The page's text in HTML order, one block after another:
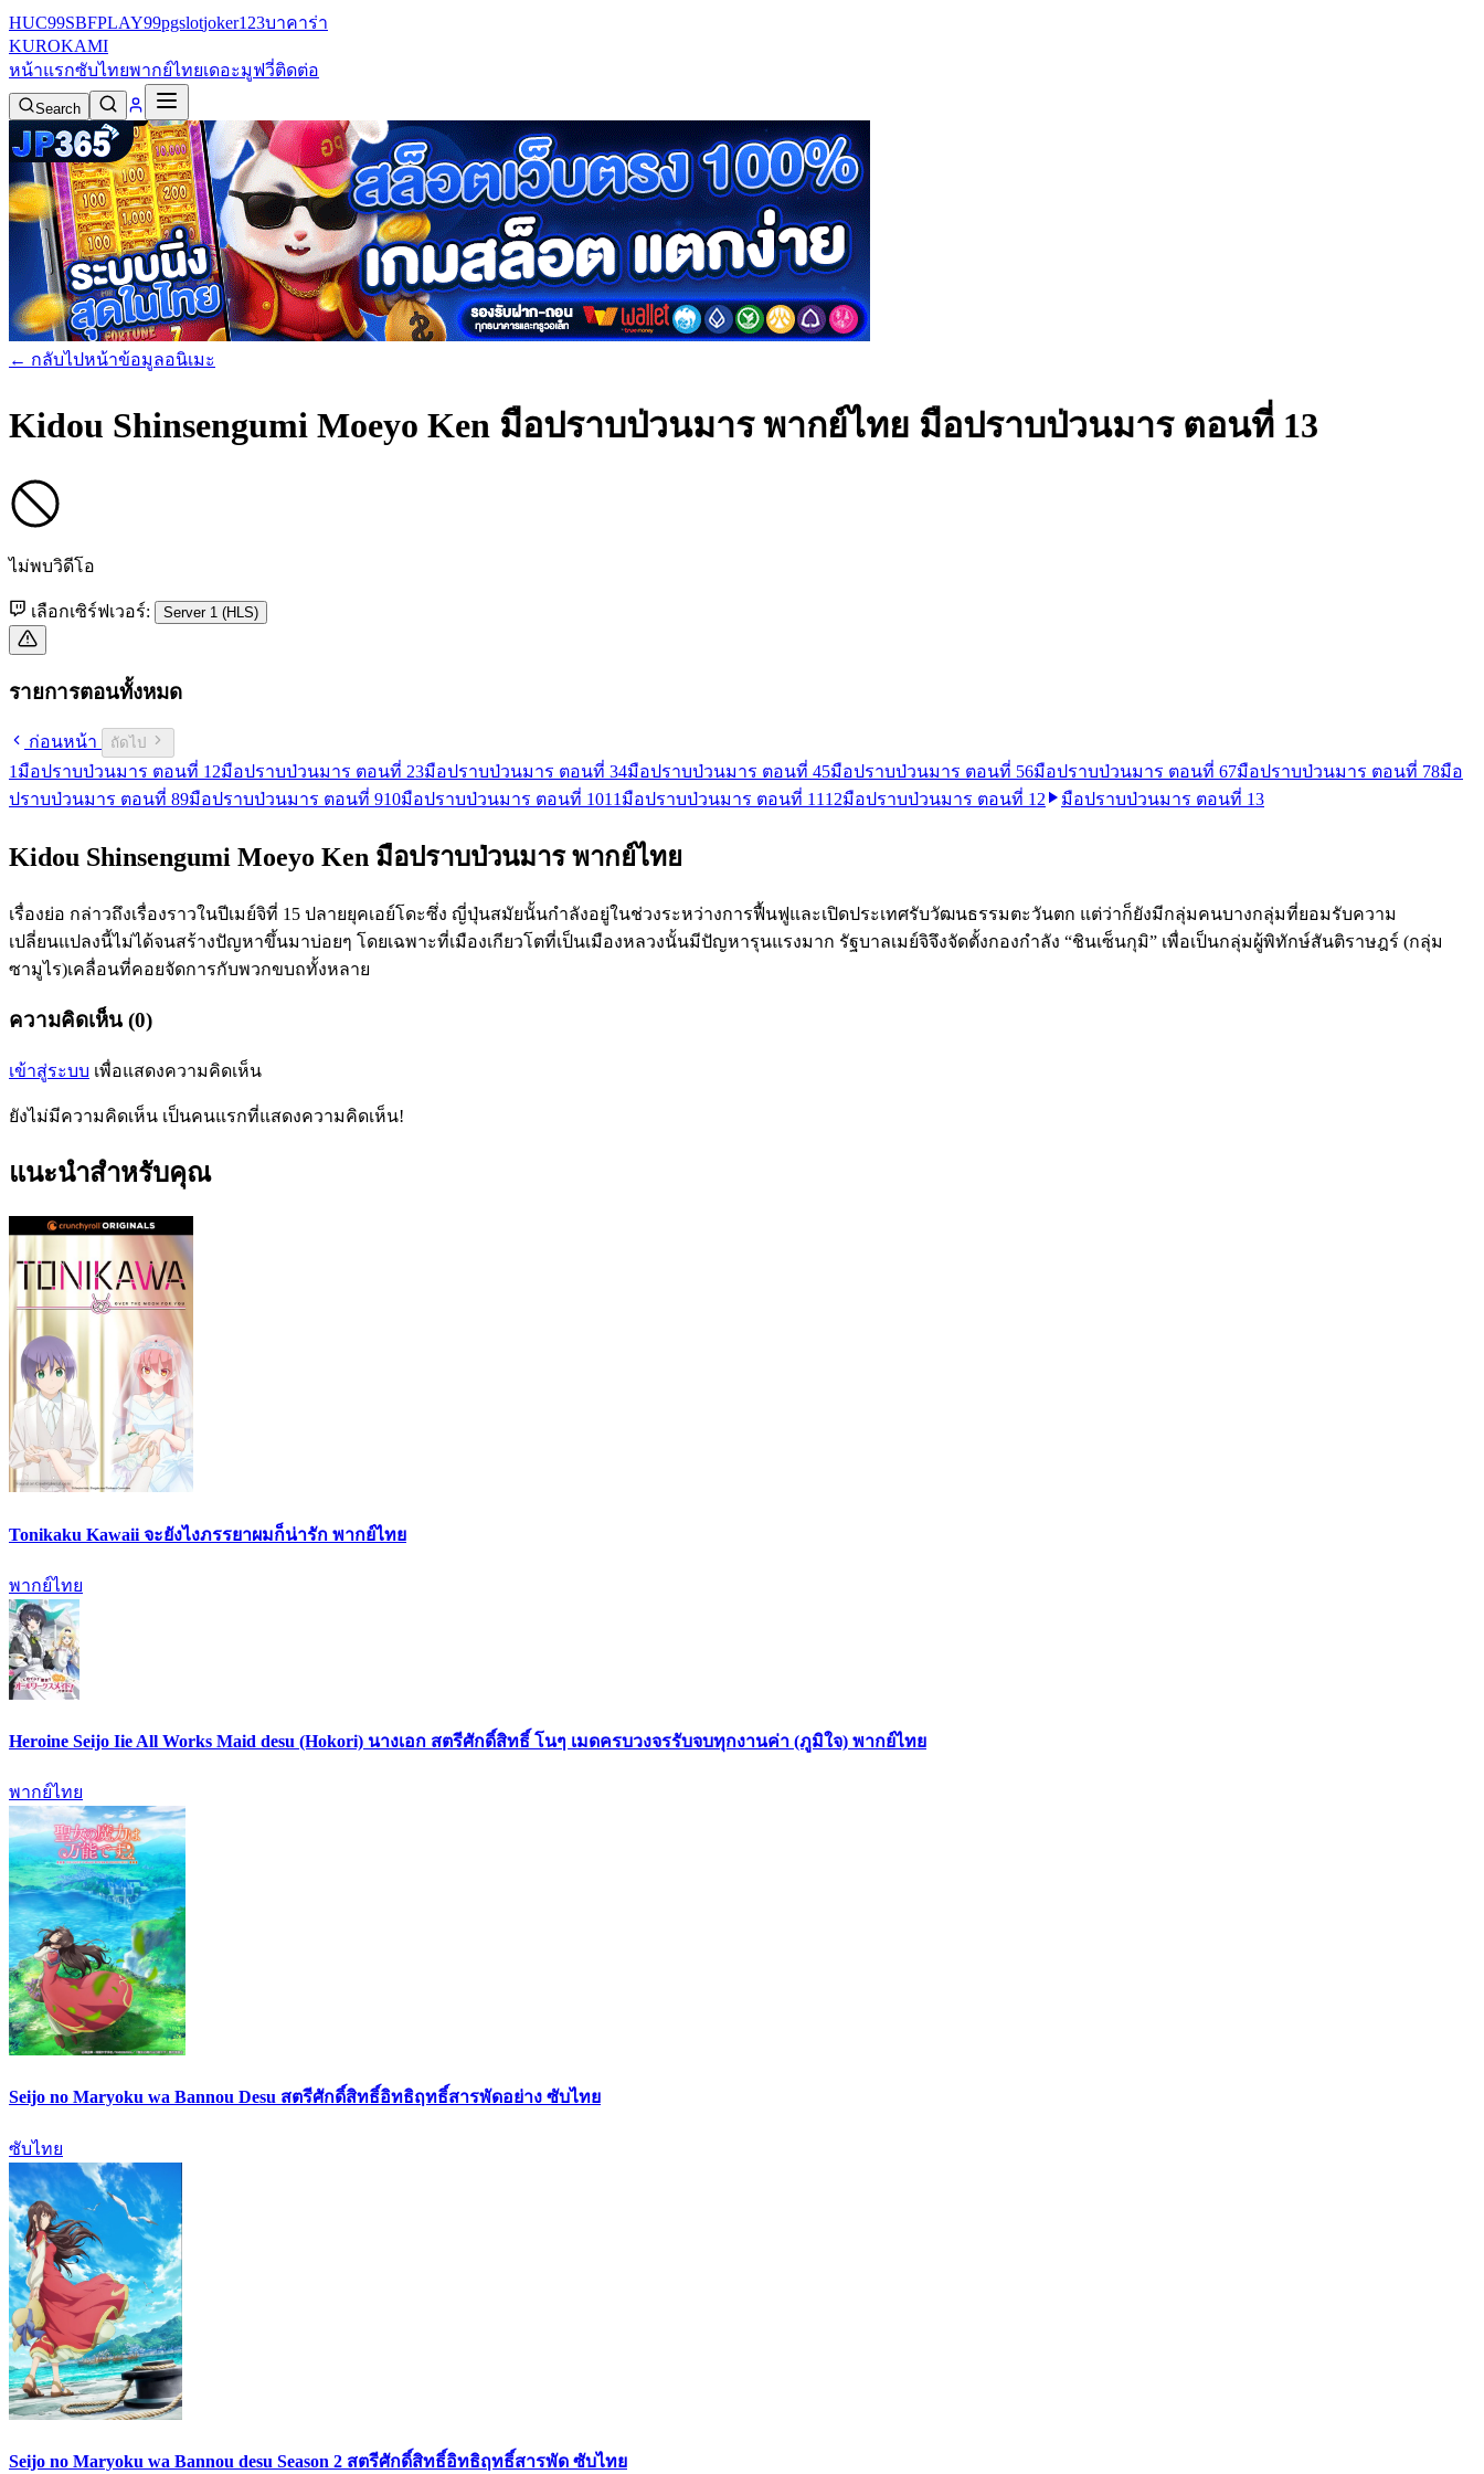
HUC99SBFPLAY99pgslotjoker123บาคาร่า
KUROKAMI
หน้าแรกซับไทยพากย์ไทยเดอะมูฟวี่ติดต่อ
Search
← กลับไปหน้าข้อมูลอนิเมะ
Kidou Shinsengumi Moeyo Ken มือปราบป่วนมาร พากย์ไทย มือปราบป่วนมาร ตอนที่ 13
ไม่พบวิดีโอ
เลือกเซิร์ฟเวอร์: Server 1 (HLS)
รายการตอนทั้งหมด
ก่อนหน้า ถัดไป
1 มือปราบป่วนมาร ตอนที่ 1 2มือปราบป่วนมาร ตอนที่ 23มือปราบป่วนมาร ตอนที่ 34มือปราบป่วนมาร ตอนที่ 45มือปราบป่วนมาร ตอนที่ 56มือปราบป่วนมาร ตอนที่ 67มือปราบป่วนมาร ตอนที่ 78มือ
ปราบป่วนมาร ตอนที่ 89มือปราบป่วนมาร ตอนที่ 910มือปราบป่วนมาร ตอนที่ 1011 มือปราบป่วนมาร ตอนที่ 11 12มือปราบป่วนมาร ตอนที่ 12 มือปราบป่วนมาร ตอนที่ 13
Kidou Shinsengumi Moeyo Ken มือปราบป่วนมาร พากย์ไทย
เรื่องย่อ กล่าวถึงเรื่องราวในปีเมย์จิที่ 15 ปลายยุคเอย์โดะซึ่ง ญี่ปุ่นสมัยนั้นกำลังอยู่ในช่วงระหว่างการฟื้นฟูและเปิดประเทศรับวัฒนธรรมตะวันตก แต่ว่าก็ยังมีกลุ่มคนบางกลุ่มที่ยอมรับความ
เปลี่ยนแปลงนี้ไม่ได้จนสร้างปัญหาขึ้นมาบ่อยๆ โดยเฉพาะที่เมืองเกียวโตที่เป็นเมืองหลวงนั้นมีปัญหารุนแรงมาก รัฐบาลเมย์จิจึงจัดตั้งกองกำลัง “ชินเซ็นกุมิ” เพื่อเป็นกลุ่มผู้พิทักษ์สันติราษฎร์ (กลุ่ม
ซามูไร)เคลื่อนที่คอยจัดการกับพวกขบถทั้งหลาย
ความคิดเห็น (0)
เข้าสู่ระบบ เพื่อแสดงความคิดเห็น
ยังไม่มีความคิดเห็น เป็นคนแรกที่แสดงความคิดเห็น!
แนะนำสำหรับคุณ
Tonikaku Kawaii จะยังไงภรรยาผมก็น่ารัก พากย์ไทย
พากย์ไทย
Heroine Seijo Iie All Works Maid desu (Hokori) นางเอก สตรีศักดิ์สิทธิ์ โนๆ เมดครบวงจรรับจบทุกงานค่า (ภูมิใจ) พากย์ไทย
พากย์ไทย
Seijo no Maryoku wa Bannou Desu สตรีศักดิ์สิทธิ์อิทธิฤทธิ์สารพัดอย่าง ซับไทย
ซับไทย
Seijo no Maryoku wa Bannou desu Season 2 สตรีศักดิ์สิทธิ์อิทธิฤทธิ์สารพัด ซับไทย